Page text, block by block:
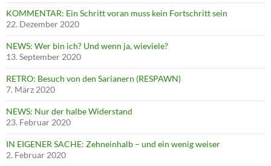
KOMMENTAR: Ein Schritt voran muss kein Fortschritt sein
22. Dezember 2020
NEWS: Wer bin ich? Und wenn ja, wieviele?
13. September 2020
RETRO: Besuch von den Sarianern (RESPAWN)
7. März 2020
NEWS: Nur der halbe Widerstand
23. Februar 2020
IN EIGENER SACHE: Zehneinhalb – und ein wenig weiser
2. Februar 2020